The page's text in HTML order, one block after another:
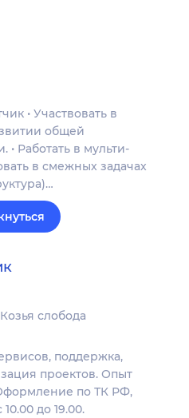
• Участвовать в
общей
Работать в мульти-
в смежных задачах
Козья слобода
поддержка,
проектов. Опыт
по ТК РФ,
до 19.00.